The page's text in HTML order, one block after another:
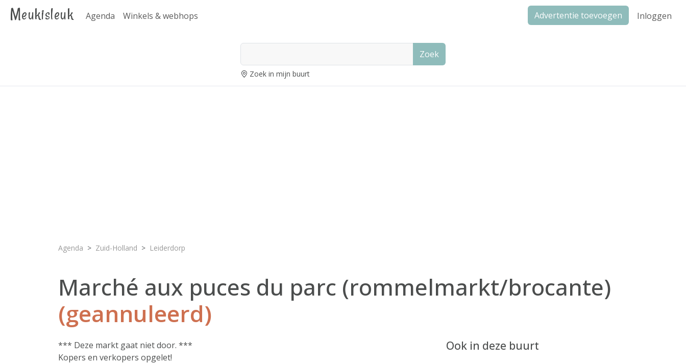
Meukisleuk Agenda Winkels & webhops Advertentie toevoegen Inloggen
Zoek
Zoek in mijn buurt
Agenda Zuid-Holland Leiderdorp
Marché aux puces du parc (rommelmarkt/brocante)
(geannuleerd)
*** Deze markt gaat niet door. ***
Kopers en verkopers opgelet!
Ook in deze buurt